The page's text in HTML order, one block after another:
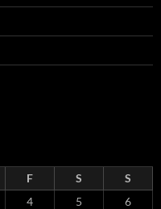
F S
S
4 5
6